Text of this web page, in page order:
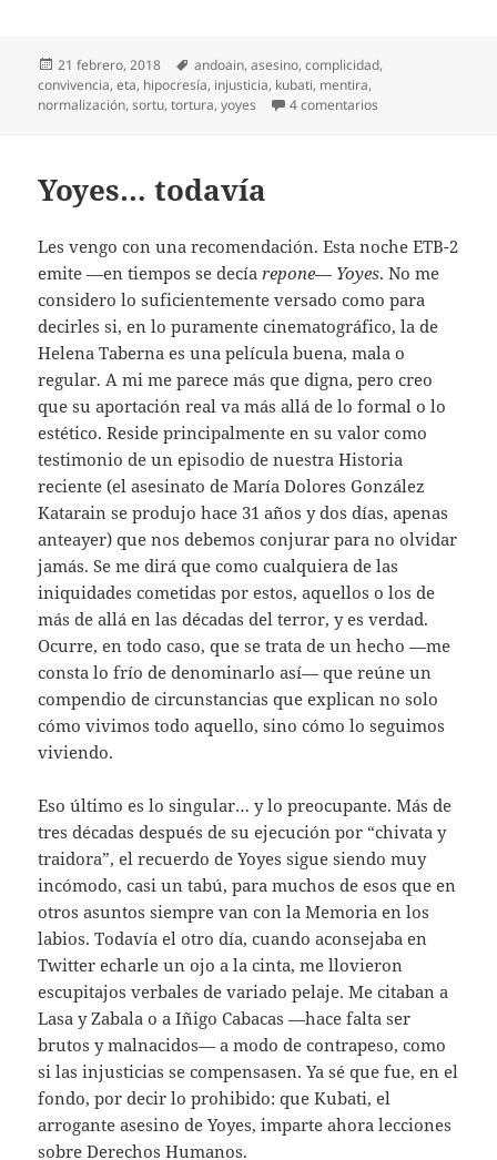
Publicado
el
21 febrero, 2018 Etiquetas
andoain,asesino,complicidad,
convivencia,eta, hipocresía, injusticia, kubati, mentira,
normalización,sortu,tortura,yoyes 4 comentarios
Yoyes… todavía
Les vengo con una recomendación. Esta noche ETB-2
emite —en tiempos se decíarepone— Yoyes. No me
considero lo suficientemente versado como para
decirles si, en lo puramente cinematográfico, la de
Helena Taberna es una película buena, mala o
regular. A mi me parece más que digna, pero creo
que su aportación real va más allá de lo formal o lo
estético. Reside principalmente en su valor como
testimonio de un episodio de nuestra Historia
reciente (el asesinato de María Dolores González
Katarain se produjo hace 31 años y dos días, apenas
anteayer) que nos debemos conjurar para no olvidar
jamás. Se me dirá que como cualquiera de las
iniquidades cometidas por estos, aquellos o los de
más de allá en las décadas del terror, y es verdad.
Ocurre, en todo caso, que se trata de un hecho —me
consta lo frío de denominarlo así— que reúne un
compendio de circunstancias que explican no solo
cómo vivimos todo aquello, sino cómo lo seguimos
viviendo.
Eso último es lo singular… y lo preocupante. Más de
tres décadas después de su ejecución por “chivata y
traidora”, el recuerdo de Yoyes sigue siendo muy
incómodo, casi un tabú, para muchos de esos que en
otros asuntos siempre van con la Memoria en los
labios. Todavía el otro día, cuando aconsejaba en
Twitter echarle un ojo a la cinta, me llovieron
escupitajos verbales de variado pelaje. Me citaban a
Lasa y Zabala o a Iñigo Cabacas —hace falta ser
brutos y malnacidos— a modo de contrapeso, como
si las injusticias se compensasen. Ya sé que fue, en el
fondo, por decir lo prohibido: que Kubati, el
arrogante asesino de Yoyes, imparte ahora lecciones
sobre Derechos Humanos.